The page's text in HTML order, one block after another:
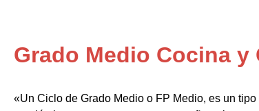
Grado Medio Cocina y
«Un Ciclo de Grado Medio o FP Medio, es un